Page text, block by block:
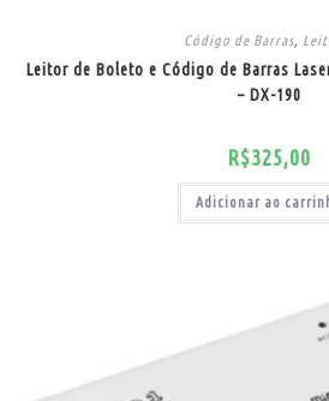
Código de Barras,
Leitor de Boleto e Código de Barras
– DX-190
R$325,00
Adicionar ao